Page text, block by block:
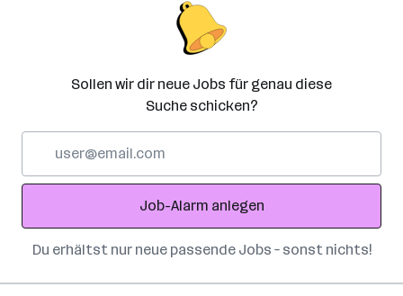
Sollen wir dir neue Jobs für genau diese
Suche schicken?
Adresse
Job-Alarm anlegen
Du erhältst nur neue passende Jobs – sonst nichts!